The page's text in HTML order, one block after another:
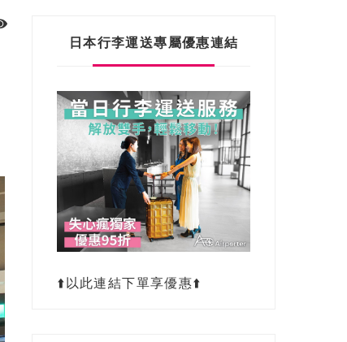
日本行李運送專屬優惠連結
⬆️以此連結下單享優惠⬆️